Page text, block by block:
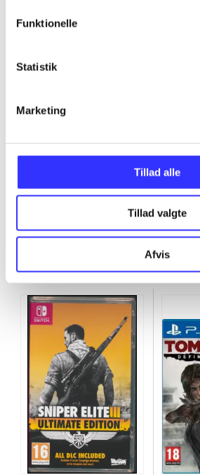
Funktionelle
Statistik
Marketing
Tillad alle
Tillad valgte
Afvis
...
...
...
...